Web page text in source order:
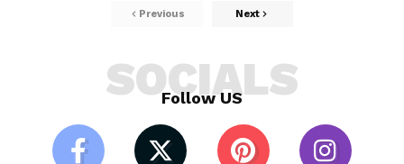
Previous Next
Follow US
SOCIALS